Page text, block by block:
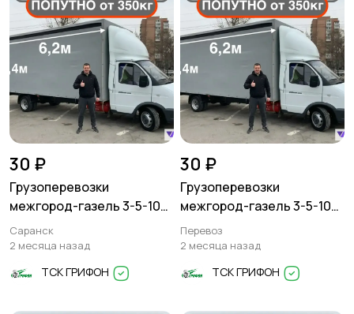
30 ₽
Грузоперевозки
межгород-газель 3-5-10
тонн
Саранск
2 месяца назад
ТСК ГРИФОН
30 ₽
Грузоперевозки
межгород-газель 3-5-10
тонн
Перевоз
2 месяца назад
ТСК ГРИФОН